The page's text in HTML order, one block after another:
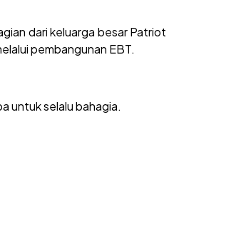
dari keluarga besar Patriot
pembangunan EBT.
untuk selalu bahagia.